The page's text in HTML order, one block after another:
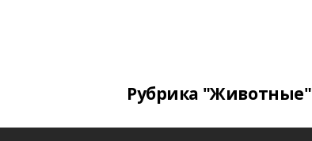
Рубрика "Животные"